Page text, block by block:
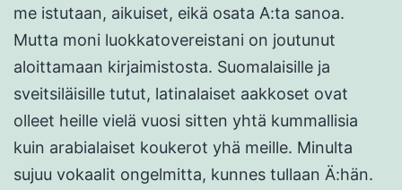
me istutaan, aikuiset, eikä osata A:ta sanoa.
Mutta moni luokkatovereistani on joutunut
aloittamaan kirjaimistosta. Suomalaisille ja
sveitsiläisille tutut, latinalaiset aakkoset ovat
olleet heille vielä vuosi sitten yhtä kummallisia
kuin arabialaiset koukerot yhä meille. Minulta
sujuu vokaalit ongelmitta, kunnes tullaan Ä:hän.